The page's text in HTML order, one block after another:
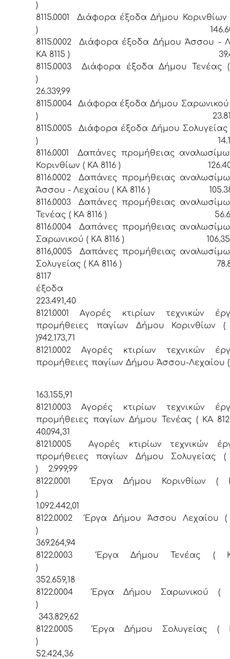
)
8115.0001 Διάφορα έξοδα Δήμου Κορινθίων
)
8115.0002 Διάφορα έξοδα Δήμου Άσσου -
ΚΑ 8115 )
8115.0003 Διάφορα έξοδα Δήμου Τενέας
26.339,99
8115.0004 Διάφορα έξοδα Δήμου Σαρωνικού
)
8115.0005 Διάφορα έξοδα Δήμου Σολυγείας
)
8116.0001 Δαπάνες προμήθειας
Κορινθίων ( ΚΑ 8116 )
8116.0002 Δαπάνες προμήθειας
Άσσου - Λεχαίου ( ΚΑ 8116 )
8116.0003 Δαπάνες προμήθειας
Τενέας ( ΚΑ 8116 )
8116.0004 Δαπάνες προμήθειας
Σαρωνικού ( ΚΑ 8116 )
8116,0005 Δαπάνες προμήθειας
Σολυγείας ( ΚΑ 8116 )
8117
223.491,40
8121.0001 Αγορές κτιρίων τεχνικών
προμήθειες παγίων Δήμου Κορινθίων (
)942.173,71
8121.0002 Αγορές κτιρίων τεχνικών
προμήθειες παγίων Δήμου Άσσου-Λεχαίου (
163.155,91
8121.0003 Αγορές κτιρίων τεχνικών
προμήθειες παγίων Δήμου Τενέας (
40.094,31
8121.0005 Αγορές κτιρίων τεχνικών
προμήθειες παγίων Δήμου Σολυγείας (
) 2.999,99
8122.0001 Έργα Δήμου Κορινθίων (
1.092.442,01
8122.0002 Έργα Δήμου Άσσου Λεχαίου (
369.264,94
8122.0003 Έργα Δήμου Τενέας (
352.659,18
8122.0004 Έργα Δήμου Σαρωνικού (
343.829,62
8122.0005 Έργα Δήμου Σολυγείας (
52.424,36